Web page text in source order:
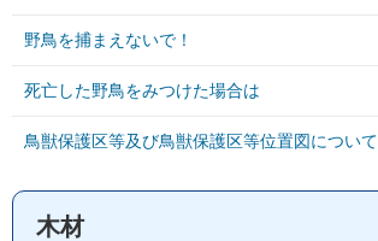
野鳥を捕まえないで！
死亡した野鳥をみつけた場合は
鳥獣保護区等及び鳥獣保護区等位置図について
木材